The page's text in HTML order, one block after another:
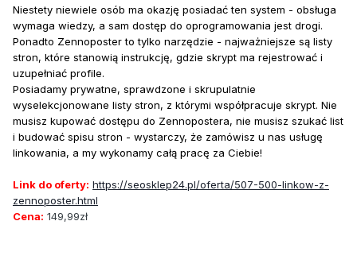
Niestety niewiele osób ma okazję posiadać ten system - obsługa
wymaga wiedzy, a sam dostęp do oprogramowania jest drogi.
Ponadto Zennoposter to tylko narzędzie - najważniejsze są listy
stron, które stanowią instrukcję, gdzie skrypt ma rejestrować i
uzupełniać profile.
Posiadamy prywatne, sprawdzone i skrupulatnie
wyselekcjonowane listy stron, z którymi współpracuje skrypt. Nie
musisz kupować dostępu do Zennopostera, nie musisz szukać list
i budować spisu stron - wystarczy, że zamówisz u nas usługę
linkowania, a my wykonamy całą pracę za Ciebie!
Link do oferty: https://seosklep24.pl/oferta/507-500-linkow-z-
zennoposter.html
Cena: 149,99zł